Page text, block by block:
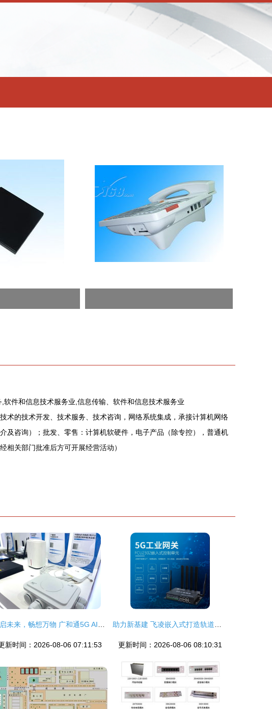
件和信息技术服务业,信息传输、软件和信息技术服务业
术的技术开发、技术服务、技术咨询，网络系统集成，承接计算机网络
及咨询）；批发、零售：计算机软硬件，电子产品（除专控），普通机
相关部门批准后方可开展经营活动）
新时间：2026-08-06 07:11:53 更新时间：2026-08-06 08:10:31